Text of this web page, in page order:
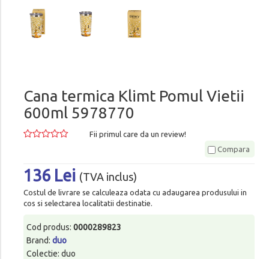
Cana termica Klimt Pomul Vietii
600ml 5978770
Fii primul care da un review!
Compara
136 Lei (TVA inclus)
Costul de livrare se calculeaza odata cu adaugarea produsului in
cos si selectarea localitatii destinatie.
Cod produs: 0000289823
Brand: duo
Colectie: duo